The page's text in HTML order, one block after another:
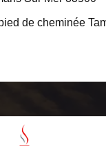
de cheminée